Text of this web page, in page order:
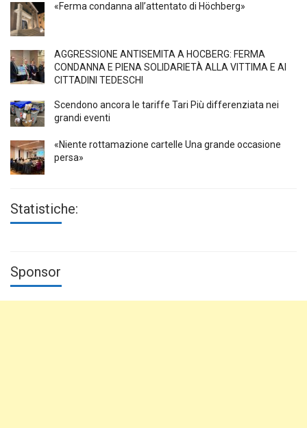
«Ferma condanna all’attentato di Höchberg»
AGGRESSIONE ANTISEMITA A HÖCBERG: FERMA
CONDANNA E PIENA SOLIDARIETÀ ALLA VITTIMA E AI
CITTADINI TEDESCHI
Scendono ancora le tariffe Tari Più differenziata nei
grandi eventi
«Niente rottamazione cartelle Una grande occasione
persa»
Statistiche:
Sponsor